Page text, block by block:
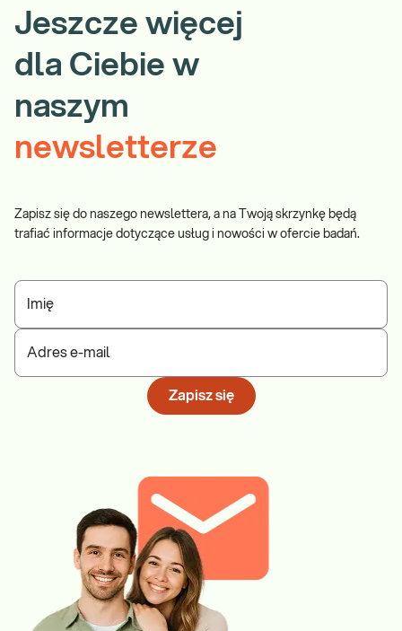
Jeszcze więcej
dla Ciebie w
naszym
newsletterze
Zapisz się do naszego newslettera, a na Twoją skrzynkę będą
trafiać informacje dotyczące usług i nowości w ofercie badań.
Imię
Adres e-mail
Zapisz się